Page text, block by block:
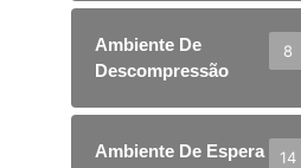
Ambiente De
Descompressão
8
Ambiente De Espera 14